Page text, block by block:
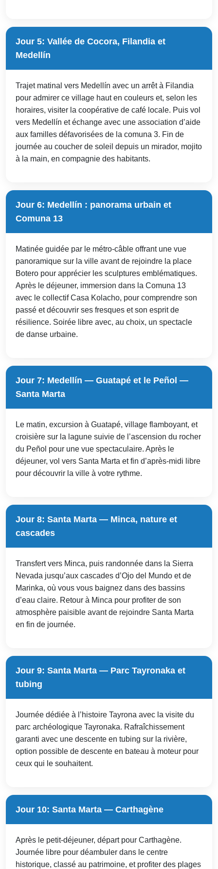
Jour 5: Vallée de Cocora, Filandia et
Medellín
Trajet matinal vers Medellín avec un arrêt à Filandia
pour admirer ce village haut en couleurs et, selon les
horaires, visiter la coopérative de café locale. Puis vol
vers Medellín et échange avec une association d’aide
aux familles défavorisées de la comuna 3. Fin de
journée au coucher de soleil depuis un mirador, mojito
à la main, en compagnie des habitants.
Jour 6: Medellín : panorama urbain et
Comuna 13
Matinée guidée par le métro-câble offrant une vue
panoramique sur la ville avant de rejoindre la place
Botero pour apprécier les sculptures emblématiques.
Après le déjeuner, immersion dans la Comuna 13
avec le collectif Casa Kolacho, pour comprendre son
passé et découvrir ses fresques et son esprit de
résilience. Soirée libre avec, au choix, un spectacle
de danse urbaine.
Jour 7: Medellín — Guatapé et le Peñol —
Santa Marta
Le matin, excursion à Guatapé, village flamboyant, et
croisière sur la lagune suivie de l’ascension du rocher
du Peñol pour une vue spectaculaire. Après le
déjeuner, vol vers Santa Marta et fin d’après-midi libre
pour découvrir la ville à votre rythme.
Jour 8: Santa Marta — Minca, nature et
cascades
Transfert vers Minca, puis randonnée dans la Sierra
Nevada jusqu’aux cascades d’Ojo del Mundo et de
Marinka, où vous vous baignez dans des bassins
d’eau claire. Retour à Minca pour profiter de son
atmosphère paisible avant de rejoindre Santa Marta
en fin de journée.
Jour 9: Santa Marta — Parc Tayronaka et
tubing
Journée dédiée à l’histoire Tayrona avec la visite du
parc archéologique Tayronaka. Rafraîchissement
garanti avec une descente en tubing sur la rivière,
option possible de descente en bateau à moteur pour
ceux qui le souhaitent.
Jour 10: Santa Marta — Carthagène
Après le petit-déjeuner, départ pour Carthagène.
Journée libre pour déambuler dans le centre
historique, classé au patrimoine, et profiter des plages